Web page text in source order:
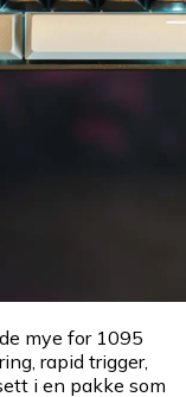
mye for 1095
rapid trigger,
i en pakke som